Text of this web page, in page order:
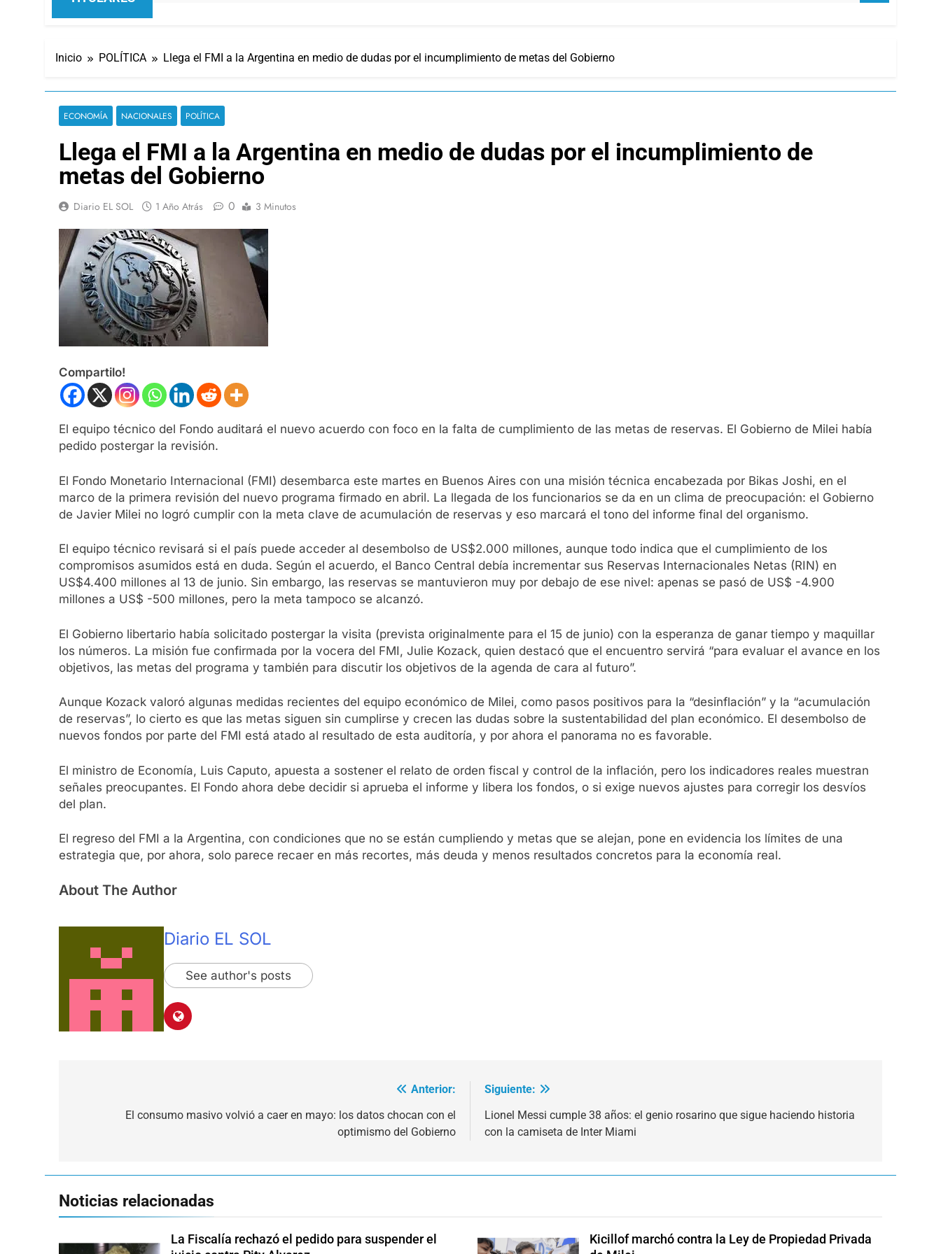
Inicio POLÍTICA Llega el FMI a la Argentina en medio de dudas por el incumplimiento de metas del Gobierno
ECONOMÍA NACIONALES POLÍTICA
Llega el FMI a la Argentina en medio de dudas por el incumplimiento de
metas del Gobierno
Diario EL SOL 1 Año Atrás 0 3 Minutos
Compartilo!
El equipo técnico del Fondo auditará el nuevo acuerdo con foco en la falta de cumplimiento de las metas de reservas. El Gobierno de Milei había
pedido postergar la revisión.
El Fondo Monetario Internacional (FMI) desembarca este martes en Buenos Aires con una misión técnica encabezada por Bikas Joshi, en el
marco de la primera revisión del nuevo programa firmado en abril. La llegada de los funcionarios se da en un clima de preocupación: el Gobierno
de Javier Milei no logró cumplir con la meta clave de acumulación de reservas y eso marcará el tono del informe final del organismo.
El equipo técnico revisará si el país puede acceder al desembolso de US$2.000 millones, aunque todo indica que el cumplimiento de los
compromisos asumidos está en duda. Según el acuerdo, el Banco Central debía incrementar sus Reservas Internacionales Netas (RIN) en
US$4.400 millones al 13 de junio. Sin embargo, las reservas se mantuvieron muy por debajo de ese nivel: apenas se pasó de US$ -4.900
millones a US$ -500 millones, pero la meta tampoco se alcanzó.
El Gobierno libertario había solicitado postergar la visita (prevista originalmente para el 15 de junio) con la esperanza de ganar tiempo y maquillar
los números. La misión fue confirmada por la vocera del FMI, Julie Kozack, quien destacó que el encuentro servirá “para evaluar el avance en los
objetivos, las metas del programa y también para discutir los objetivos de la agenda de cara al futuro”.
Aunque Kozack valoró algunas medidas recientes del equipo económico de Milei, como pasos positivos para la “desinflación” y la “acumulación
de reservas”, lo cierto es que las metas siguen sin cumplirse y crecen las dudas sobre la sustentabilidad del plan económico. El desembolso de
nuevos fondos por parte del FMI está atado al resultado de esta auditoría, y por ahora el panorama no es favorable.
El ministro de Economía, Luis Caputo, apuesta a sostener el relato de orden fiscal y control de la inflación, pero los indicadores reales muestran
señales preocupantes. El Fondo ahora debe decidir si aprueba el informe y libera los fondos, o si exige nuevos ajustes para corregir los desvíos
del plan.
El regreso del FMI a la Argentina, con condiciones que no se están cumpliendo y metas que se alejan, pone en evidencia los límites de una
estrategia que, por ahora, solo parece recaer en más recortes, más deuda y menos resultados concretos para la economía real.
About The Author
Diario EL SOL
See author's posts
Anterior:
El consumo masivo volvió a caer en mayo: los datos chocan con el
optimismo del Gobierno
Siguiente:
Lionel Messi cumple 38 años: el genio rosarino que sigue haciendo historia
con la camiseta de Inter Miami
Noticias relacionadas
La Fiscalía rechazó el pedido para suspender el
Kicillof marchó contra la Ley de Propiedad Privada